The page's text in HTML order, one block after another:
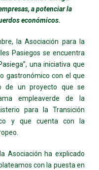
a potenciar la
económicos.
la Asociación para la
Pasiegos se encuentra
una iniciativa que
gastronómico con el que
de un proyecto que se
empleaverde de la
para la Transición
y que cuenta con la
Asociación ha explicado
con la puesta en